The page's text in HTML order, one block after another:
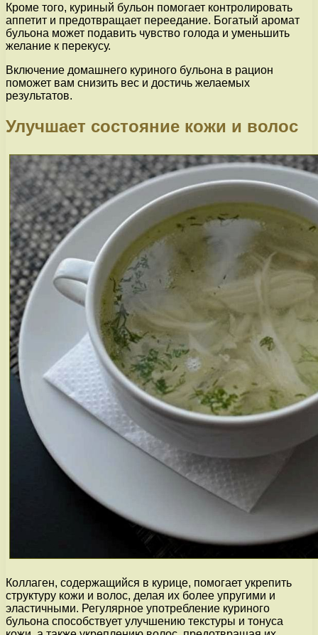
Кроме того, куриный бульон помогает контролировать
аппетит и предотвращает переедание. Богатый аромат
бульона может подавить чувство голода и уменьшить
желание к перекусу.
Включение домашнего куриного бульона в рацион
поможет вам снизить вес и достичь желаемых
результатов.
Улучшает состояние кожи и волос
Коллаген, содержащийся в курице, помогает укрепить
структуру кожи и волос, делая их более упругими и
эластичными. Регулярное употребление куриного
бульона способствует улучшению текстуры и тонуса